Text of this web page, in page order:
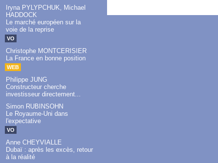
Iryna PYLYPCHUK, Michael
HADDOCK
Le marché européen sur la
voie de la reprise
VO
Christophe MONTCERISIER
La France en bonne position
WEB
Philippe JUNG
Constructeur cherche
investisseur directement...
Simon RUBINSOHN
Le Royaume-Uni dans
l'expectative
VO
Anne CHEYVIALLE
Dubaï : après les excès, retour
à la réalité